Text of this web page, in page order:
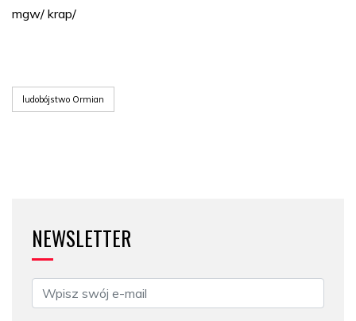
mgw/ krap/
ludobójstwo Ormian
NEWSLETTER